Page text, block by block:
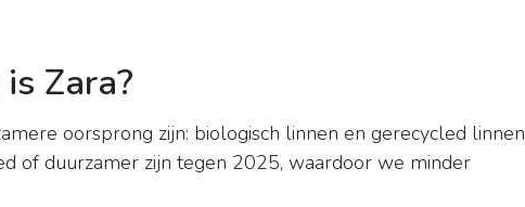
Zara?
oorsprong zijn: biologisch linnen en gerecycled
of duurzamer zijn tegen 2025, waardoor we minder